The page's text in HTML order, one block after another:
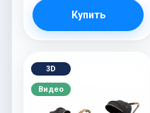
Купить
3D
Видео